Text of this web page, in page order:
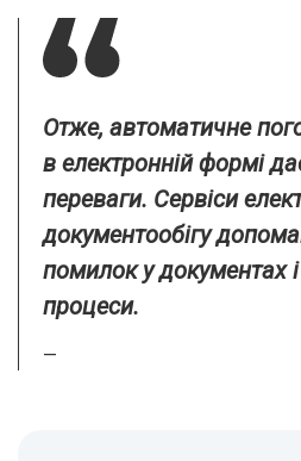
Отже, автоматичне
в електронній формі
переваги. Сервіси
документообігу
помилок у документах
процеси.
—